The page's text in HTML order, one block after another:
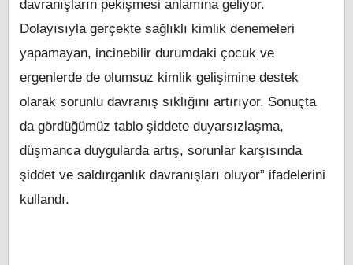
davranışların pekişmesi anlamına geliyor.
Dolayısıyla gerçekte sağlıklı kimlik denemeleri
yapamayan, incinebilir durumdaki çocuk ve
ergenlerde de olumsuz kimlik gelişimine destek
olarak sorunlu davranış sıklığını artırıyor. Sonuçta
da gördüğümüz tablo şiddete duyarsızlaşma,
düşmanca duygularda artış, sorunlar karşısında
şiddet ve saldırganlık davranışları oluyor” ifadelerini
kullandı.